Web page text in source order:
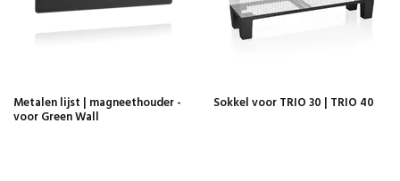
Metalen lijst | magneethouder -
voor Green Wall
Sokkel voor TRIO 30 | TRIO 40